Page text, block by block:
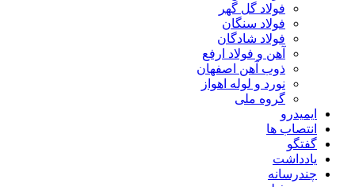
فولاد گل گهر
فولاد سنگان
فولاد شادگان
آهن و فولاد ارفع
ذوب آهن اصفهان
نورد و لوله اهواز
گروه ملی
ایمیدرو
انتصاب ها
گفتگو
یادداشت
چندرسانه